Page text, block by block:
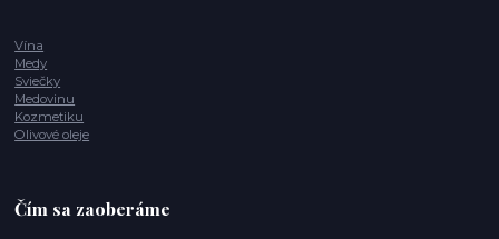
Vína
Medy
Sviečky
Medovinu
Kozmetiku
Olivové oleje
Čím sa zaoberáme